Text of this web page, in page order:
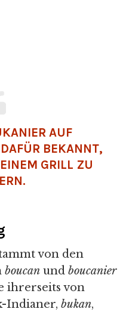
AUF
BEKANNT,
GRILL ZU
von den
boucan und boucanier
ihrerseits von
Indianer, bukan,